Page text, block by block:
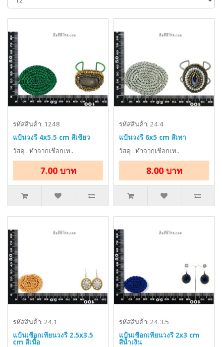
รหัสสินค้า: 1248
แป้นวงรี 4x5.5 cm สีเขียว
วัสดุ : ทำจากเชือกเท..
7.00 บาท
รหัสสินค้า: 24.4
แป้นวงรี 6x5 cm สีเทา
วัสดุ : ทำจากเชือกเท..
8.00 บาท
รหัสสินค้า: 24.1
แป้นเชือกเทียนวงรี 2.5x3.5
cm สีเนื้อ
รหัสสินค้า: 24.3.5
แป้นเชือกเทียนวงรี 2x3 cm
สีน้ำเงิน